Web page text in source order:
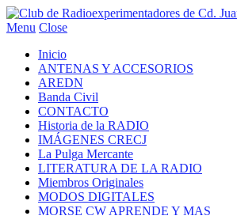
Menu Close
Inicio
ANTENAS Y ACCESORIOS
AREDN
Banda Civil
CONTACTO
Historia de la RADIO
IMÁGENES CRECJ
La Pulga Mercante
LITERATURA DE LA RADIO
Miembros Originales
MODOS DIGITALES
MORSE CW APRENDE Y MAS